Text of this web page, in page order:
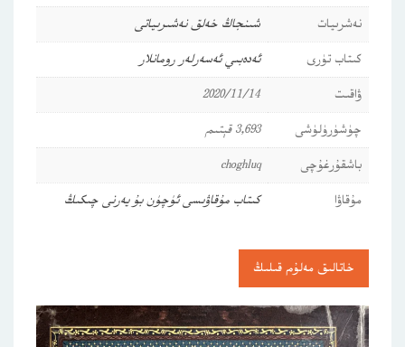
نەشرىيات
شىنجاڭ خەلق نەشىرىياتى
كىتاب تۈرى
ئەدەبىي ئەسەرلەر رومانلار
ۋاقىت
2020/11/14
چۈشۈرۈلۈشى
3,693 قېتىم
باشقۇرغۇچى
choghluq
مۇقاۋا
كىتاب مۇقاۋىسى ئۈچۈن بۇ يەرنى چىكىڭ
خاتالىق مەلۇم قىلىڭ